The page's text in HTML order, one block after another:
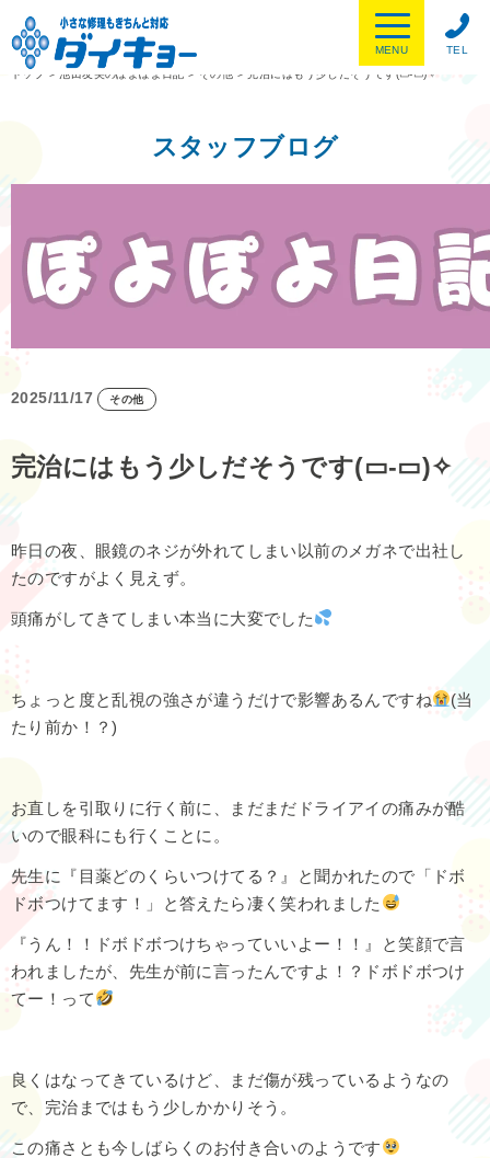
TEL
MENU
トップ
> 池田友美のぽよぽよ日記 > その他 > 完治にはもう少しだそうです(▭-▭)✧
スタッフブログ
2025/11/17 その他
完治にはもう少しだそうです(▭-▭)✧
昨日の夜、眼鏡のネジが外れてしまい以前のメガネで出社し
たのですがよく見えず。
頭痛がしてきてしまい本当に大変でした
ちょっと度と乱視の強さが違うだけで影響あるんですね
(当
たり前か！？)
お直しを引取りに行く前に、まだまだドライアイの痛みが酷
いので眼科にも行くことに。
先生に『目薬どのくらいつけてる？』と聞かれたので「ドボ
ドボつけてます！」と答えたら凄く笑われました
『うん！！ドボドボつけちゃっていいよー！！』と笑顔で言
われましたが、先生が前に言ったんですよ！？ドボドボつけ
てー！って
良くはなってきているけど、まだ傷が残っているようなの
で、完治まではもう少しかかりそう。
この痛さとも今しばらくのお付き合いのようです